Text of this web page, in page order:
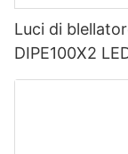
Luci di
DIPE100X2